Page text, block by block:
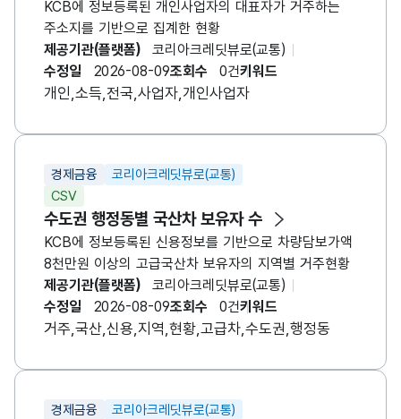
KCB에 정보등록된 개인사업자의 대표자가 거주하는
주소지를 기반으로 집계한 현황
제공기관(플랫폼)
코리아크레딧뷰로(교통)
수정일
2026-08-09조회수 0건키워드
개인,소득,전국,사업자,개인사업자
경제금융
코리아크레딧뷰로(교통)
CSV
수도권 행정동별 국산차 보유자 수
KCB에 정보등록된 신용정보를 기반으로 차량담보가액
8천만원 이상의 고급국산차 보유자의 지역별 거주현황
제공기관(플랫폼)
코리아크레딧뷰로(교통)
수정일
2026-08-09조회수 0건키워드
거주,국산,신용,지역,현황,고급차,수도권,행정동
경제금융
코리아크레딧뷰로(교통)